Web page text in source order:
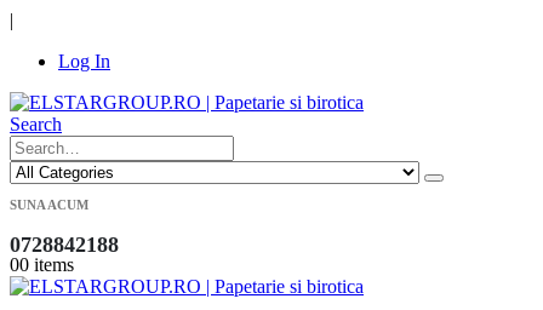
|
Log In
Search
SUNA ACUM
0728842188
00 items